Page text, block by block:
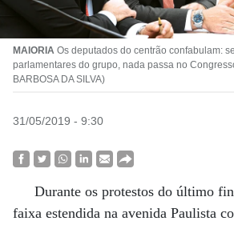
MAIORIA Os deputados do centrão confabulam:
parlamentares do grupo, nada passa no
BARBOSA DA SILVA)
31/05/2019 - 9:30
Durante os protestos do último
faixa estendida na avenida Paulista